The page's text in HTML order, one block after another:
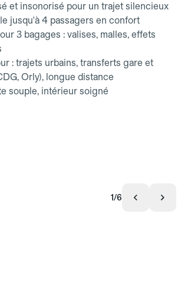
et insonorisé pour un trajet silencieux
jusqu'à 4 passagers en confort
3 bagages : valises, malles, effets
: trajets urbains, transferts gare et
Orly), longue distance
souple, intérieur soigné
1/6